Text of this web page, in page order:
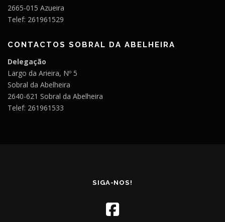
2665-015 Azueira
Telef: 261961529
CONTACTOS SOBRAL DA ABELHEIRA
Delegação
Largo da Arieira, Nº 5
Sobral da Abelheira
2640-621 Sobral da Abelheira
Telef: 261961533
SIGA-NOS!